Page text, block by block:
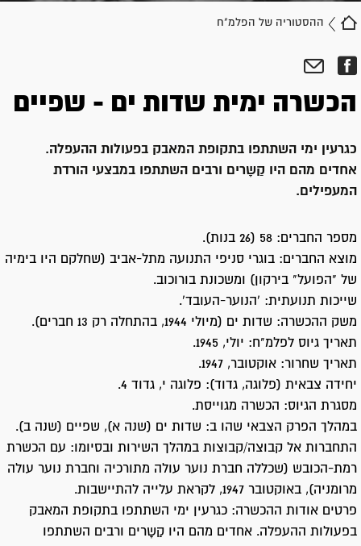
ההסטוריה של הפלמ"ח
הכשרה ימית שדות ים - שפיים
כגרעין ימי השתתפו בתקופת המאבק בפעולות ההעפלה.
אחדים מהם היו קַשָרים ורבים השתתפו במבצעי הורדת
המעפילים.
מספר החברים: 58 (26 בנות).
מוצא החברים: בוגרי סניפי התנועה מתל-אביב (שחלקם היו בימיה
של "הפועל" בירקון) ומשכונת בורוכוב.
שייכות תנועתית: ‘הנוער-העובד’.
משק ההכשרה: שדות ים (מיולי 1944, בהתחלה רק 13 חברים).
תאריך גיוס לפלמ"ח: יולי, 1945.
תאריך שחרור: אוקטובר, 1947.
יחידה צבאית (פלוגה, גדוד): פלוגה י, גדוד 4.
מסגרת הגיוס: הכשרה מגוייסת.
במהלך הפרק הצבאי שהו ב: שדות ים (שנה א), שפיים (שנה ב).
התחברות אל קבוצה/קבוצות במהלך השירות ובסיומו: עם הכשרת
רמת-הכובש (שכללה חברת נוער עולה מתורכיה וחברת נוער עולה
מרומניה), באוקטובר 1947, לקראת עלייה להתיישבות.
פרטים אודות ההכשרה: כגרעין ימי השתתפו בתקופת המאבק
בפעולות ההעפלה. אחדים מהם היו קַשָרים ורבים השתתפו